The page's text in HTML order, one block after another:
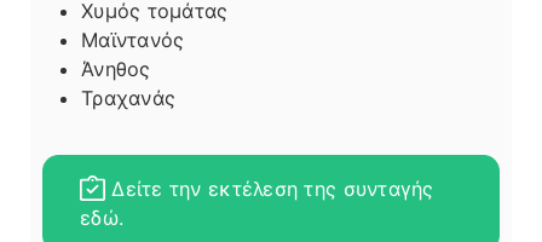
Χυμός τομάτας
Μαϊντανός
Άνηθος
Τραχανάς
Δείτε την εκτέλεση της συνταγής
εδώ.